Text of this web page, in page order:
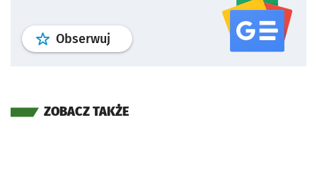
Obserwuj profil serwisu
ZOBACZ TAKŻE